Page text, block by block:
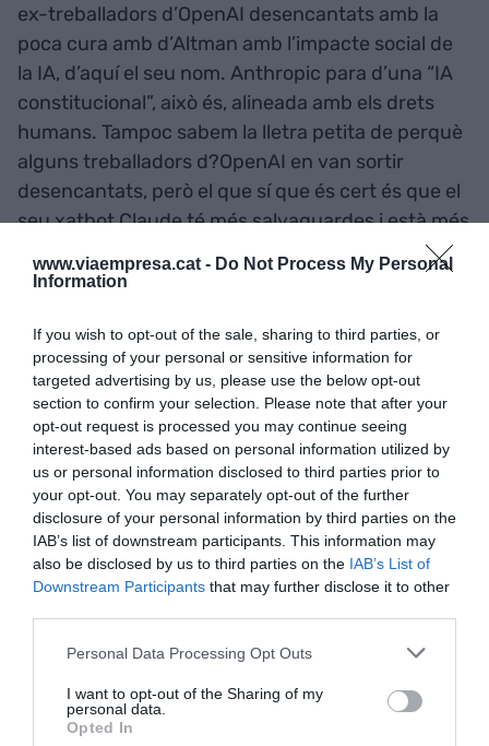
www.viaempresa.cat - Do Not Process My Personal
Information
If you wish to opt-out of the sale, sharing to third parties, or
processing of your personal or sensitive information for
targeted advertising by us, please use the below opt-out
section to confirm your selection. Please note that after your
opt-out request is processed you may continue seeing
interest-based ads based on personal information utilized by
us or personal information disclosed to third parties prior to
your opt-out. You may separately opt-out of the further
disclosure of your personal information by third parties on the
IAB’s list of downstream participants. This information may
also be disclosed by us to third parties on the IAB’s List of
Downstream Participants that may further disclose it to other
Personal Data Processing Opt Outs
I want to opt-out of the Sharing of my
personal data.
Opted In
ex-treballadors d’OpenAI desencantats amb la
poca cura amb d’Altman amb l’impacte social de
la IA, d’aquí el seu nom. Anthropic para d’una “IA
constitucional”, això és, alineada amb els drets
humans. Tampoc sabem la lletra petita de perquè
alguns treballadors d?OpenAI en van sortir
desencantats, però el que sí que és cert és que el
seu xatbot Claude té més salvaguardes i està més
anteriors, aquest any, en alliberar el ChatGPT 4,
OpenAI no en va publicar cap informació
rellevant; ni el conjunt d’entrenament, ni els
paràmetres, ni cap documentació prou detallada.
La justificació va ser que “el cada cop més
competitiu panorama de la IA” no aconsellava fer-
les públiques. Google s’havia vist obligada a
entrar en la cursa i no era el cas de facilitar-li la
vida. Una anècdota: a Google no s’anomenava mai
I tot això qui beneficia? La reacció de Microsoft al
cessament d'Altman ha estat reveladora.